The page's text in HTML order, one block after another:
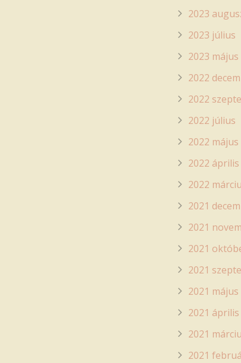
2023
2023 július
2023 május
2022
2022
2022 július
2022 május
2022 április
2022
2021
2021
2021
2021
2021 május
2021 április
2021
2021